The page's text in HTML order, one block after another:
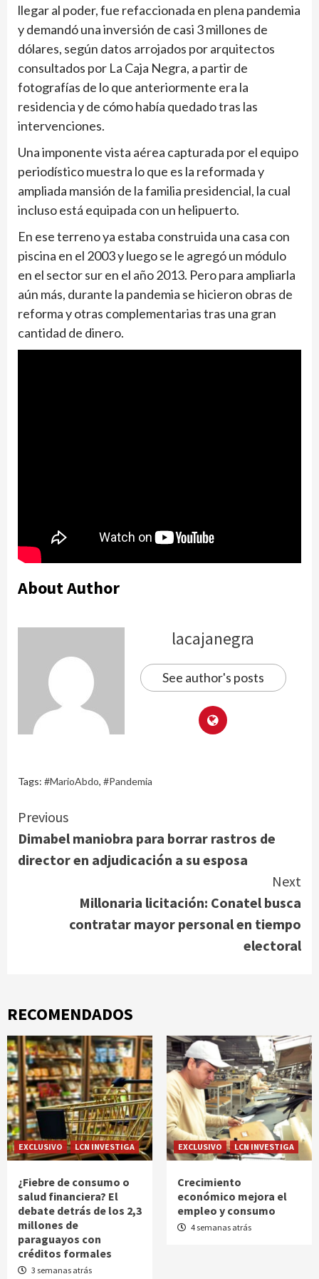
llegar al poder, fue refaccionada en plena pandemia
y demandó una inversión de casi 3 millones de
dólares, según datos arrojados por arquitectos
consultados por La Caja Negra, a partir de
fotografías de lo que anteriormente era la
residencia y de cómo había quedado tras las
intervenciones.
Una imponente vista aérea capturada por el equipo
periodístico muestra lo que es la reformada y
ampliada mansión de la familia presidencial, la cual
incluso está equipada con un helipuerto.
En ese terreno ya estaba construida una casa con
piscina en el 2003 y luego se le agregó un módulo
en el sector sur en el año 2013. Pero para ampliarla
aún más, durante la pandemia se hicieron obras de
reforma y otras complementarias tras una gran
cantidad de dinero.
About Author
lacajanegra
See author's posts
Tags: #MarioAbdo, #Pandemia
Continue
Reading
Previous
Dimabel maniobra para borrar rastros de
director en adjudicación a su esposa
Next
Millonaria licitación: Conatel busca
contratar mayor personal en tiempo
electoral
RECOMENDADOS
EXCLUSIVO LCN INVESTIGA
¿Fiebre de consumo o
salud financiera? El
debate detrás de los 2,3
millones de
paraguayos con
créditos formales
3 semanas atrás
EXCLUSIVO LCN INVESTIGA
Crecimiento
económico mejora el
empleo y consumo
4 semanas atrás